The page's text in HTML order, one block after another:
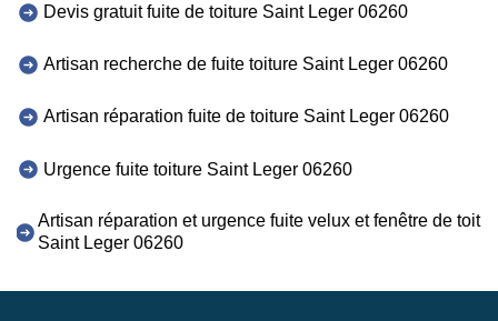
Devis gratuit fuite de toiture Saint Leger 06260
Artisan recherche de fuite toiture Saint Leger 06260
Artisan réparation fuite de toiture Saint Leger 06260
Urgence fuite toiture Saint Leger 06260
Artisan réparation et urgence fuite velux et fenêtre de toit
Saint Leger 06260